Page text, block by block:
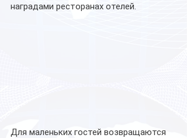
наградами ресторанах отелей.
Для маленьких гостей возвращаются